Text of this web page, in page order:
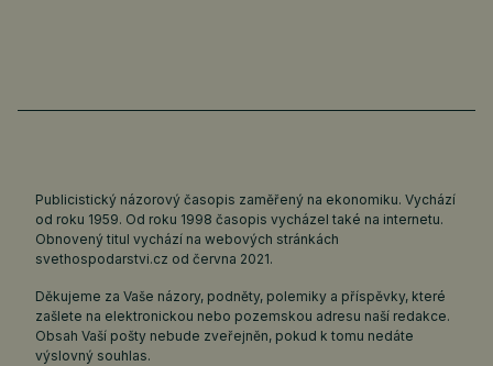
Publicistický názorový časopis zaměřený na ekonomiku. Vychází
od roku 1959. Od roku 1998 časopis vycházel také na internetu.
Obnovený titul vychází na webových stránkách
svethospodarstvi.cz od června 2021.
Děkujeme za Vaše názory, podněty, polemiky a příspěvky, které
zašlete na elektronickou nebo pozemskou adresu naší redakce.
Obsah Vaší pošty nebude zveřejněn, pokud k tomu nedáte
výslovný souhlas.